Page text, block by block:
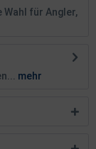
Wahl für Angler,
mehr